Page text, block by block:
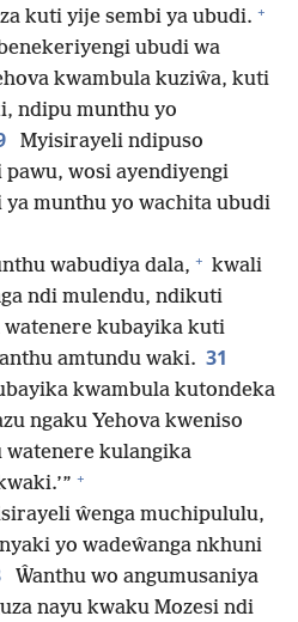
kuti yije sembi ya ubudi. +
ubudi wa
kwambula kuziŵa, kuti
ndipu munthu yo
Myisirayeli ndipuso
wosi ayendiyengi
ya munthu yo wachita ubudi
wabudiya dala, + kwali
ndi mulendu, ndikuti
watenere kubayika kuti
amtundu waki. 31
kwambula kutondeka
ngaku Yehova kweniso
watenere kulangika
+
ŵenga muchipululu,
yo wadeŵanga nkhuni
Ŵanthu wo angumusaniya
nayu kwaku Mozesi ndi